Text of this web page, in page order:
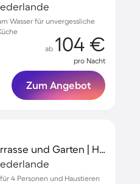
Wasser für unvergessliche
ab 104 €
pro Nacht
Zum Angebot
Wunderschönes Chalet mit Terrasse und Garten | Haustiere sind willkommen
4 Personen und Haustieren